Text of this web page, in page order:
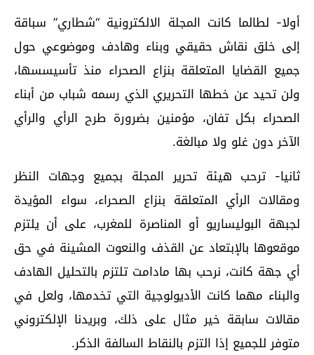
أولا- لطالما كانت المجلة الالكترونية “شطاري” سباقة
إلى خلق نقاش حقيقي وبناء وهادف وموضوعي حول
جميع القضايا المتعلقة بنزاع الصحراء منذ تأسيسسها،
ولن تحيد عن خطها التحريري الذي رسمه شباب من أبناء
الصحراء بكل تفان، مؤمنين بضرورة طرح الرأي والرأي
الآخر دون غلو ولا مبالغة.
ثانيا- ترحب هيئة تحرير المجلة بجميع وجهات النظر
ومقالات الرأي المتعلقة بنزاع الصحراء، سواء المؤيدة
لجبهة البوليساريو أو المناصرة للمغرب، على أن يلتزم
موقعوها بالإبتعاد عن القذف والنعوت المشينة في حق
أي جهة كانت، نرحب بها مادامت تلتزم بالتحليل الهادف
والبناء مهما كانت الأديولوجية التي تخدمها، ولعل في
مقالات سابقة خير مثال على ذلك، وبريدنا الإلكتروني
متوفر للجميع إذا التزم بالنقاط السالفة الذكر.